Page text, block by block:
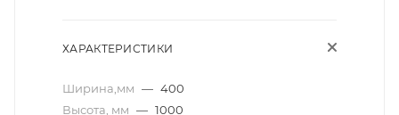
ХАРАКТЕРИСТИКИ
Ширина,мм — 400
Высота, мм — 1000